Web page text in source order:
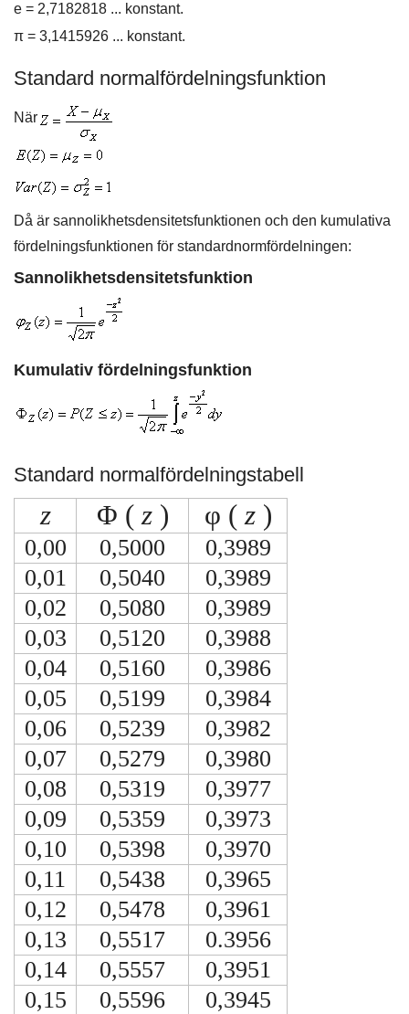
e = 2,7182818 ... konstant.
π = 3,1415926 ... konstant.
Standard normalfördelningsfunktion
När
Då är sannolikhetsdensitetsfunktionen och den kumulativa
fördelningsfunktionen för standardnormfördelningen:
Sannolikhetsdensitetsfunktion
Kumulativ fördelningsfunktion
Standard normalfördelningstabell
z Φ (z) φ (z)
0,00 0,5000
0,3989
0,01
0,5040
0,3989
0,02
0,5080
0,3989
0,03
0,5120
0,3988
0,04
0,5160
0,3986
0,05
0,5199
0,3984
0,06
0,5239
0,3982
0,07
0,5279
0,3980
0,08
0,5319
0,3977
0,09
0,5359
0,3973
0,10
0,5398
0,3970
0,11
0,5438
0,3965
0,12
0,5478
0,3961
0,13
0,5517
0.3956
0,14
0,5557
0,3951
0,15
0,5596
0,3945